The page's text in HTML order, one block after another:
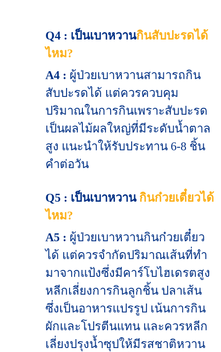
Q4 : เป็นเบาหวานกินสับปะรดได้
ไหม?
A4 : ผู้ป่วยเบาหวานสามารถกิน
สับปะรดได้ แต่ควรควบคุม
ปริมาณในการกินเพราะสับปะรด
เป็นผลไม้ผลใหญ่ที่มีระดับน้ำตาล
สูง แนะนำให้รับประทาน 6-8 ชิ้น
คำต่อวัน
Q5 : เป็นเบาหวาน กินก๋วยเตี๋ยวได้
ไหม?
A5 : ผู้ป่วยเบาหวานกินก๋วยเตี๋ยว
ได้ แต่ควรจำกัดปริมาณเส้นที่ทำ
มาจากแป้งซึ่งมีคาร์โบไฮเดรตสูง
หลีกเลี่ยงการกินลูกชิ้น ปลาเส้น
ซึ่งเป็นอาหารแปรรูป เน้นการกิน
ผักและโปรตีนแทน และควรหลีก
เลี่ยงปรุงน้ำซุปให้มีรสชาติหวาน